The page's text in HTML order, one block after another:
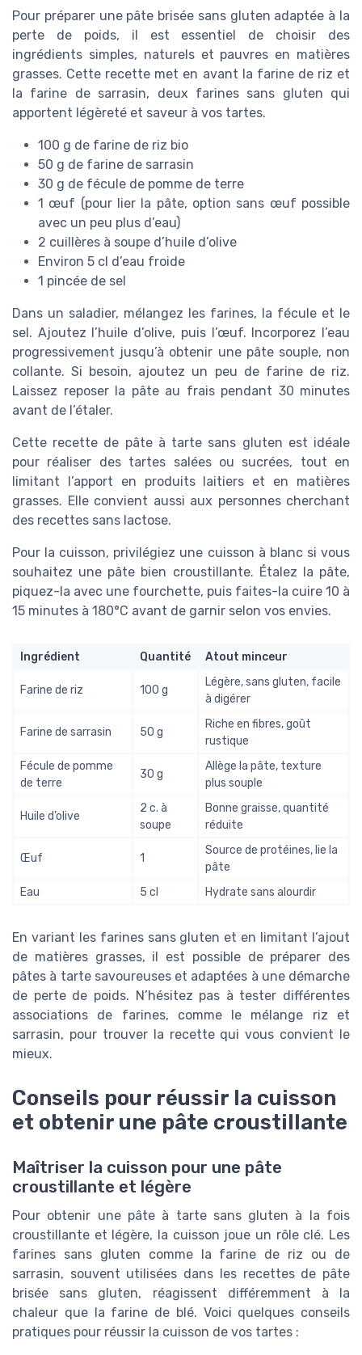
Pour préparer une pâte brisée sans gluten adaptée à la
perte de poids, il est essentiel de choisir des
ingrédients simples, naturels et pauvres en matières
grasses. Cette recette met en avant la farine de riz et
la farine de sarrasin, deux farines sans gluten qui
apportent légèreté et saveur à vos tartes.
100 g de farine de riz bio
50 g de farine de sarrasin
30 g de fécule de pomme de terre
1 œuf (pour lier la pâte, option sans œuf possible
avec un peu plus d’eau)
2 cuillères à soupe d’huile d’olive
Environ 5 cl d’eau froide
1 pincée de sel
Dans un saladier, mélangez les farines, la fécule et le
sel. Ajoutez l’huile d’olive, puis l’œuf. Incorporez l’eau
progressivement jusqu’à obtenir une pâte souple, non
collante. Si besoin, ajoutez un peu de farine de riz.
Laissez reposer la pâte au frais pendant 30 minutes
avant de l’étaler.
Cette recette de pâte à tarte sans gluten est idéale
pour réaliser des tartes salées ou sucrées, tout en
limitant l’apport en produits laitiers et en matières
grasses. Elle convient aussi aux personnes cherchant
des recettes sans lactose.
Pour la cuisson, privilégiez une cuisson à blanc si vous
souhaitez une pâte bien croustillante. Étalez la pâte,
piquez-la avec une fourchette, puis faites-la cuire 10 à
15 minutes à 180°C avant de garnir selon vos envies.
Ingrédient Quantité Atout minceur
Farine de riz 100 g
Légère, sans gluten, facile
à digérer
Farine de sarrasin 50 g
Riche en fibres, goût
rustique
Fécule de pomme
de terre
30 g
Allège la pâte, texture
plus souple
Huile d’olive
2 c. à
soupe
Bonne graisse, quantité
réduite
Œuf 1
Source de protéines, lie la
pâte
Eau
5 cl Hydrate sans alourdir
En variant les farines sans gluten et en limitant l’ajout
de matières grasses, il est possible de préparer des
pâtes à tarte savoureuses et adaptées à une démarche
de perte de poids. N’hésitez pas à tester différentes
associations de farines, comme le mélange riz et
sarrasin, pour trouver la recette qui vous convient le
mieux.
Conseils pour réussir la cuisson
et obtenir une pâte croustillante
Maîtriser la cuisson pour une pâte
croustillante et légère
Pour obtenir une pâte à tarte sans gluten à la fois
croustillante et légère, la cuisson joue un rôle clé. Les
farines sans gluten comme la farine de riz ou de
sarrasin, souvent utilisées dans les recettes de pâte
brisée sans gluten, réagissent différemment à la
chaleur que la farine de blé. Voici quelques conseils
pratiques pour réussir la cuisson de vos tartes :